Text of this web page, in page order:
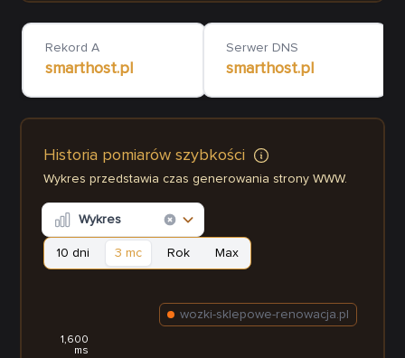
Rekord A
smarthost.pl
Serwer DNS
smarthost.pl
Historia pomiarów szybkości
Wykres przedstawia czas generowania strony WWW.
Wykres
10 dni 3 mc Rok Max
1,600
ms
wozki-sklepowe-renowacja.pl